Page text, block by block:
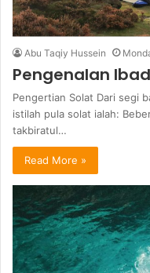
Abu Taqiy Hussein
Pengenalan
Pengertian Solat Dari segi
istilah pula solat ialah:
takbiratul…
Read More »